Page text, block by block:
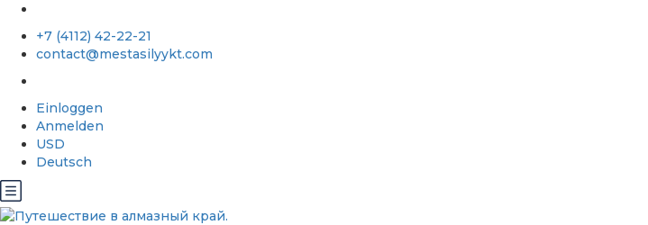
+7 (4112) 42-22-21
contact@mestasilyykt.com
Einloggen
Anmelden
USD
Deutsch